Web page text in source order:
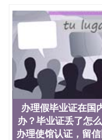
办理假毕业证在国
办？毕业证丢了怎
办理使馆认证，留